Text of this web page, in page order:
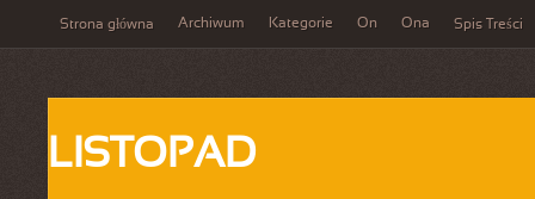
Strona główna Archiwum Kategorie On Ona Spis Treści
LISTOPAD